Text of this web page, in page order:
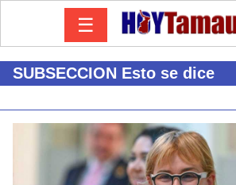
☰
SUBSECCION Esto se dice